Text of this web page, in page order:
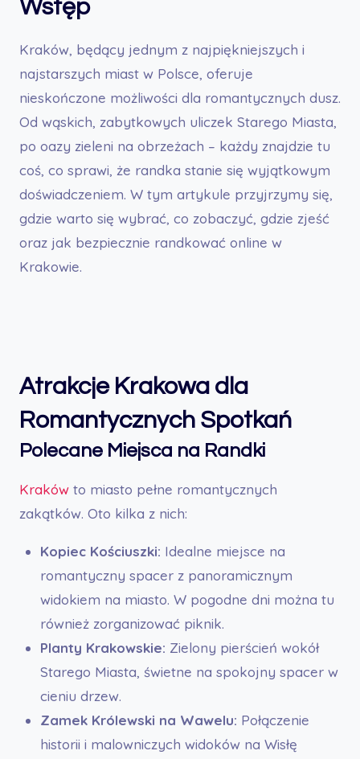
Wstęp
Kraków, będący jednym z najpiękniejszych i
najstarszych miast w Polsce, oferuje
nieskończone możliwości dla romantycznych dusz.
Od wąskich, zabytkowych uliczek Starego Miasta,
po oazy zieleni na obrzeżach – każdy znajdzie tu
coś, co sprawi, że randka stanie się wyjątkowym
doświadczeniem. W tym artykule przyjrzymy się,
gdzie warto się wybrać, co zobaczyć, gdzie zjeść
oraz jak bezpiecznie randkować online w
Krakowie.
Atrakcje Krakowa dla
Romantycznych Spotkań
Polecane Miejsca na Randki
Kraków to miasto pełne romantycznych
zakątków. Oto kilka z nich:
Kopiec Kościuszki: Idealne miejsce na
romantyczny spacer z panoramicznym
widokiem na miasto. W pogodne dni można tu
również zorganizować piknik.
Planty Krakowskie: Zielony pierścień wokół
Starego Miasta, świetne na spokojny spacer w
cieniu drzew.
Zamek Królewski na Wawelu: Połączenie
historii i malowniczych widoków na Wisłę